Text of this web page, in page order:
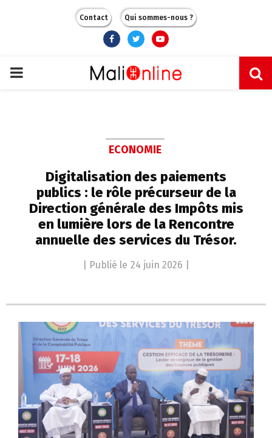
Contact Qui sommes-nous ?
FacebookTwitterYoutube
PRIMARY
ECONOMIE
Digitalisation des paiements
publics : le rôle précurseur de la
Direction générale des Impôts mis
en lumière lors de la Rencontre
annuelle des services du Trésor.
| Publié le 24 juin 2026